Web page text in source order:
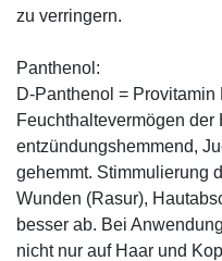
zu verringern.
Panthenol:
D-Panthenol =
Feuchthaltevermögen der
entzündungshemmend,
gehemmt. Stimmulierung
Wunden (Rasur),
besser ab. Bei
nicht nur auf Haar und